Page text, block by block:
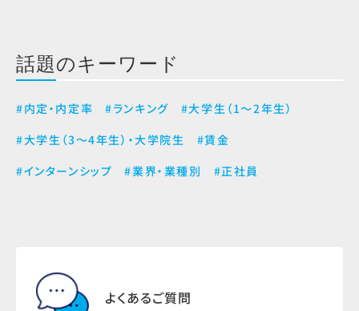
話題のキーワード
#内定・内定率 #ランキング
#大学生（1～2年生）
#大学生（3～4年生）・大学院生
#賃金
#インターンシップ
#業界・業種別 #正社員
よくあるご質問